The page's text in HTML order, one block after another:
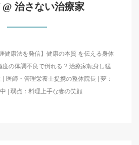
@ 治さない治療家
健康法を発信】健康の本質 を伝える身体
度の体調不良で倒れる ? 治療家転身し猛
医師・管理栄養士提携の整体院長 | 夢：
| 弱点：料理上手な妻の笑顔